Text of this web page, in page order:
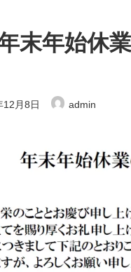
末年始休
12月8日 admin